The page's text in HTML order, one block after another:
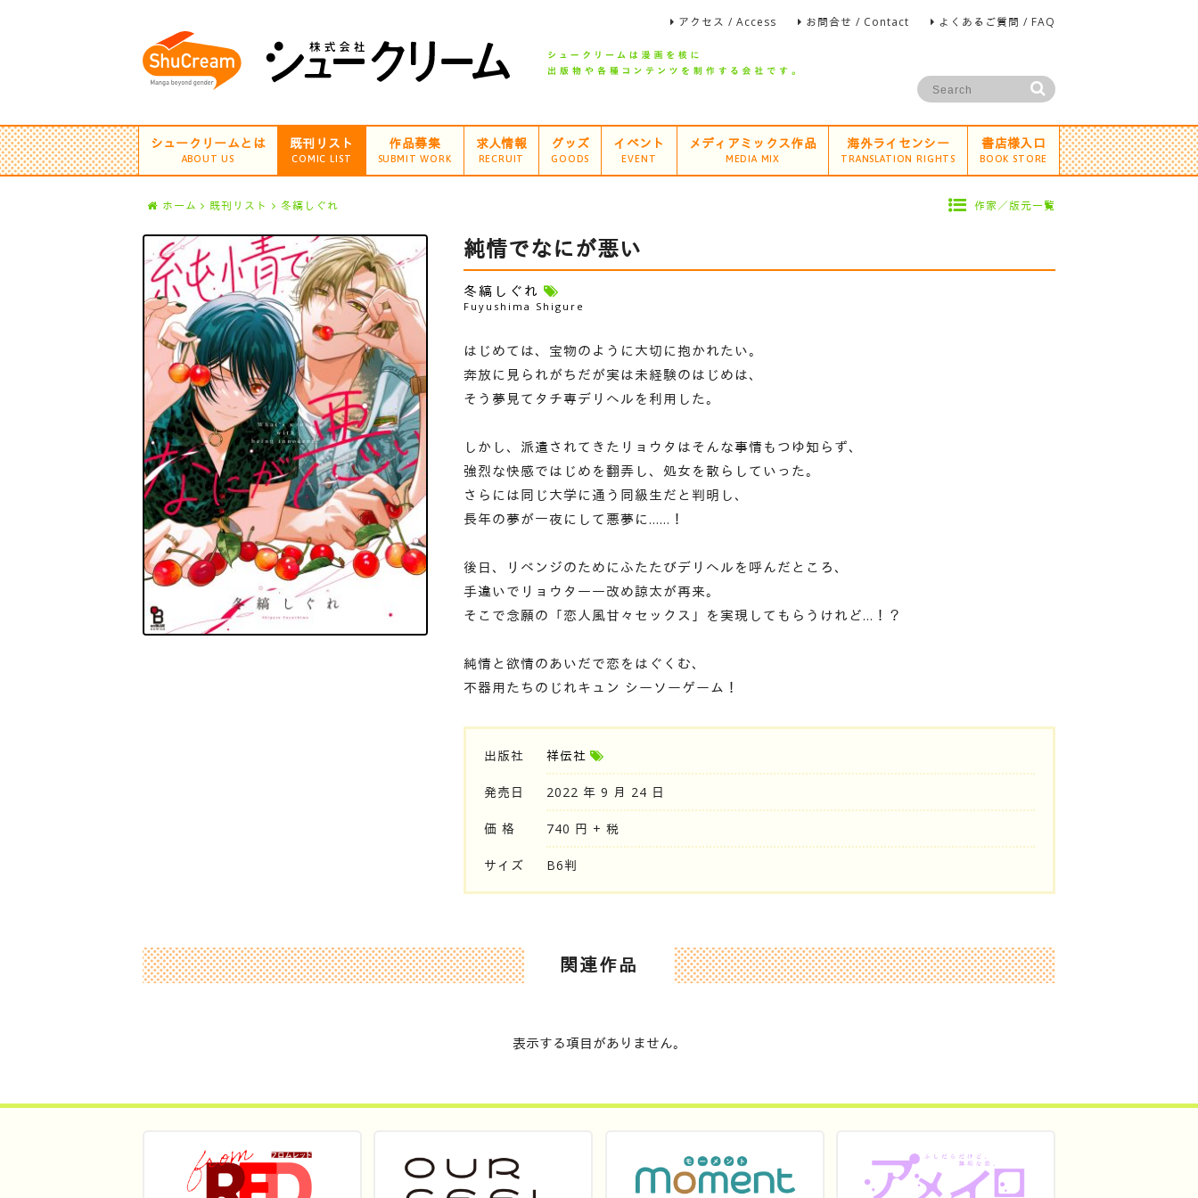
アクセス / Access お問合せ / Contact よくあるご質問 / FAQ
シュークリームとは
ABOUT US
既刊リスト
COMIC LIST
作品募集
SUBMIT WORK
求人情報
RECRUIT
グッズ
GOODS
イベント
EVENT
メディアミックス作品
MEDIA MIX
海外ライセンシー
TRANSLATION RIGHTS
書店様入口
BOOK STORE
ホーム 既刊リスト 冬縞しぐれ 作家／版元一覧
純情でなにが悪い
冬縞しぐれ
Fuyushima Shigure
はじめては、宝物のように大切に抱かれたい。
奔放に見られがちだが実は未経験のはじめは、
そう夢見てタチ専デリヘルを利用した。
しかし、派遣されてきたリョウタはそんな事情もつゆ知らず、
強烈な快感ではじめを翻弄し、処女を散らしていった。
さらには同じ大学に通う同級生だと判明し、
長年の夢が一夜にして悪夢に……！
後日、リベンジのためにふたたびデリヘルを呼んだところ、
手違いでリョウタ――改め諒太が再来。
そこで念願の「恋人風甘々セックス」を実現してもらうけれど…！？
純情と欲情のあいだで恋をはぐくむ、
不器用たちのじれキュン シーソーゲーム！
出版社 祥伝社
発売日 2022 年 9 月 24 日
価 格 740 円 + 税
サイズ B6判
関連作品
表示する項目がありません。